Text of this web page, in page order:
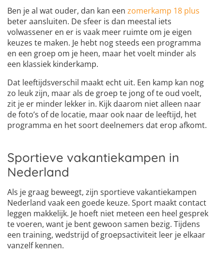
Ben je al wat ouder, dan kan een zomerkamp 18 plus
beter aansluiten. De sfeer is dan meestal iets
volwassener en er is vaak meer ruimte om je eigen
keuzes te maken. Je hebt nog steeds een programma
en een groep om je heen, maar het voelt minder als
een klassiek kinderkamp.
Dat leeftijdsverschil maakt echt uit. Een kamp kan nog
zo leuk zijn, maar als de groep te jong of te oud voelt,
zit je er minder lekker in. Kijk daarom niet alleen naar
de foto’s of de locatie, maar ook naar de leeftijd, het
programma en het soort deelnemers dat erop afkomt.
Sportieve vakantiekampen in
Nederland
Als je graag beweegt, zijn sportieve vakantiekampen
Nederland vaak een goede keuze. Sport maakt contact
leggen makkelijk. Je hoeft niet meteen een heel gesprek
te voeren, want je bent gewoon samen bezig. Tijdens
een training, wedstrijd of groepsactiviteit leer je elkaar
vanzelf kennen.